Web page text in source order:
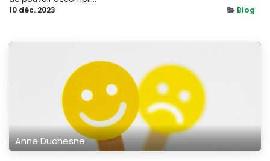
10 déc. 2023 Blog
Anne Duchesne